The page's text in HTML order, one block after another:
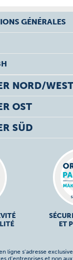
GÉNÉRALES
NORD/
OST
SÜD
ET
ligne s’adresse